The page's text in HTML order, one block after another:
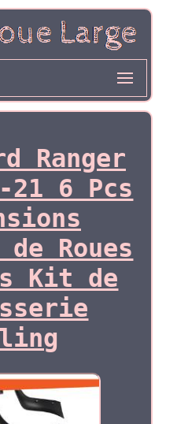
Ranger
21 6 Pcs
Roues
Kit de